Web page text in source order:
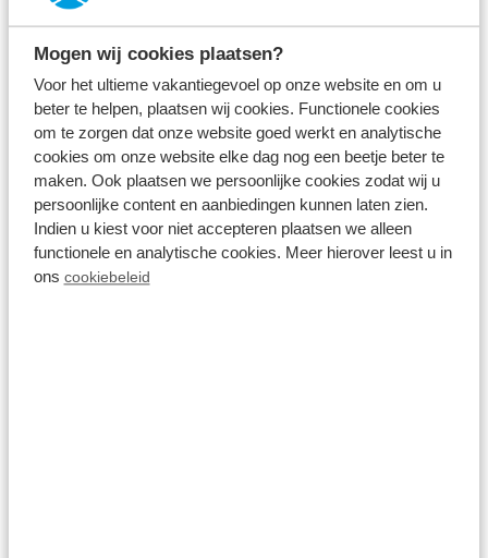
Mogen wij cookies plaatsen?
Voor het ultieme vakantiegevoel op onze website en om u
beter te helpen, plaatsen wij cookies. Functionele cookies
om te zorgen dat onze website goed werkt en analytische
cookies om onze website elke dag nog een beetje beter te
maken. Ook plaatsen we persoonlijke cookies zodat wij u
persoonlijke content en aanbiedingen kunnen laten zien.
Indien u kiest voor niet accepteren plaatsen we alleen
functionele en analytische cookies. Meer hierover leest u in
ons cookiebeleid
Dies entspricht den gesetzlichen Vorschriften für
sauberes Badewasser.
Regeln
Wir bitten Sie, bei der Benutzung des Whirlpools alle
Regeln zu beachten, die auf der Informationstafel
angegeben sind. Wir bitten Sie, die folgenden
Punkte besonders zu beachten: